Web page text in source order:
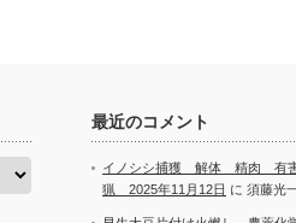
最近のコメント
イノシシ捕獲 解体 精肉 有
猟 2025年11月12日 に 須藤光